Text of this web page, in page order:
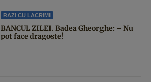
RAZI CU LACRIMI
BANCUL ZILEI. Badea Gheorghe: – Nu
pot face dragoste!